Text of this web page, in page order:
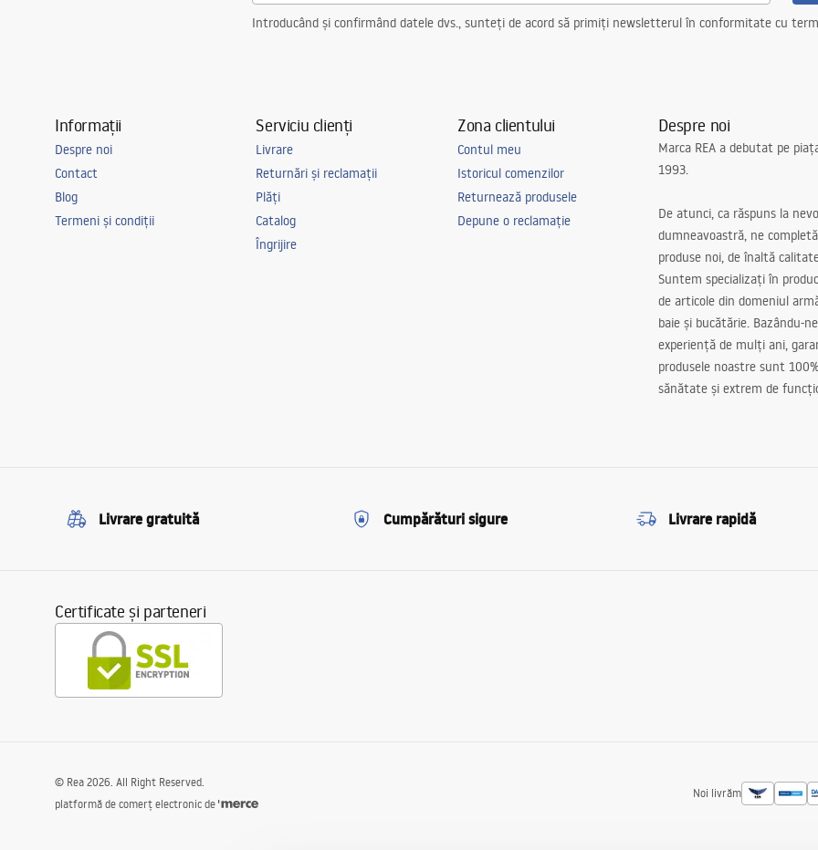
Crom
Introducând și confirmând datele dvs., sunteți de acord să primiți newsletterul în conformitate cu
Informații
Despre noi
Contact
Blog
Termeni și condiții
Serviciu clienți
Livrare
Returnări și reclamații
Plăți
Catalog
Îngrijire
Zona clientului
Contul meu
Istoricul comenzilor
Returnează produsele
Depune o reclamație
Despre noi
Marca REA a debutat pe
1993.
De atunci, ca răspuns la
dumneavoastră, ne
produse noi, de înaltă
Suntem specializați în
de articole din domeniul
baie și bucătărie. Bazându-
experiență de mulți ani,
produsele noastre sunt
sănătate și extrem de
Livrare gratuită Cumpărături sigure Livrare rapidă
Certificate și parteneri
Noi livrăm
© Rea 2026. All Right Reserved.
platformă de comerț electronic de